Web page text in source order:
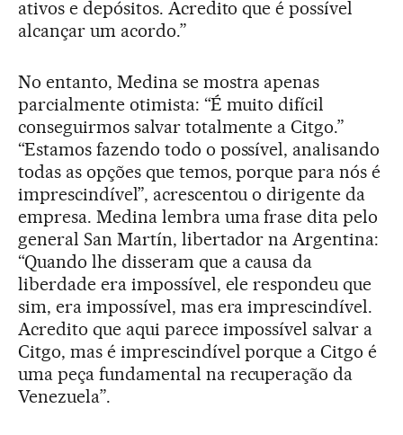
ativos e depósitos. Acredito que é possível
alcançar um acordo.”
No entanto, Medina se mostra apenas
parcialmente otimista: “É muito difícil
conseguirmos salvar totalmente a Citgo.”
“Estamos fazendo todo o possível, analisando
todas as opções que temos, porque para nós é
imprescindível”, acrescentou o dirigente da
empresa. Medina lembra uma frase dita pelo
general San Martín, libertador na Argentina:
“Quando lhe disseram que a causa da
liberdade era impossível, ele respondeu que
sim, era impossível, mas era imprescindível.
Acredito que aqui parece impossível salvar a
Citgo, mas é imprescindível porque a Citgo é
uma peça fundamental na recuperação da
Venezuela”.